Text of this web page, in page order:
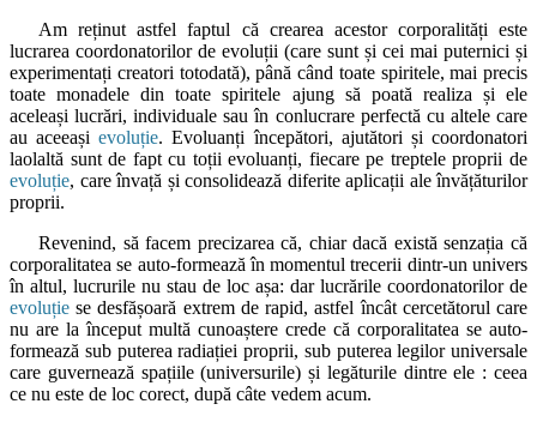
Am reținut astfel faptul că crearea acestor corporalități este
lucrarea coordonatorilor de evoluții (care sunt și cei mai puternici și
experimentați creatori totodată), până când toate spiritele, mai precis
toate monadele din toate spiritele ajung să poată realiza și ele
aceleași lucrări, individuale sau în conlucrare perfectă cu altele care
au aceeașievoluție. Evoluanți începători, ajutători și coordonatori
laolaltă sunt de fapt cu toții evoluanți, fiecare pe treptele proprii de
evoluție, care învață și consolidează diferite aplicații ale învățăturilor
proprii.
Revenind, să facem precizarea că, chiar dacă există senzația că
corporalitatea se auto-formează în momentul trecerii dintr-un univers
în altul, lucrurile nu stau de loc așa: dar lucrările coordonatorilor de
evoluție se desfășoară extrem de rapid, astfel încât cercetătorul care
nu are la început multă cunoaștere crede că corporalitatea se auto-
formează sub puterea radiației proprii, sub puterea legilor universale
care guvernează spațiile (universurile) și legăturile dintre ele : ceea
ce nu este de loc corect, după câte vedem acum.